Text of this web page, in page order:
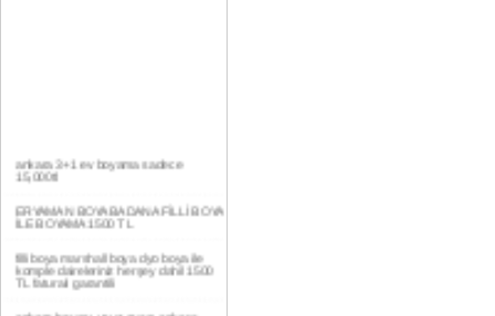
ERYAMAN BOYA BADANA FİLLİ BOYA
İLE BOYAMA 1500 TL
filli boya marshall boya dyo boya ile
komple daireleriniz herşey dahil 1500
ankara boyacı ucuz oyacı ankara
15.000TL